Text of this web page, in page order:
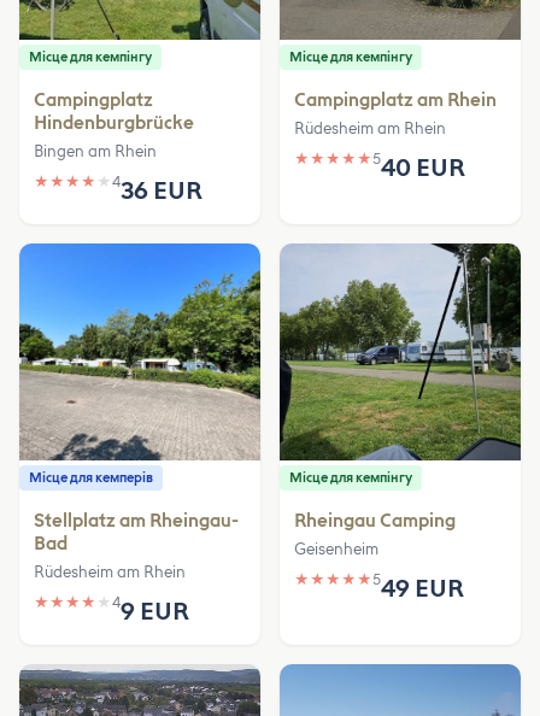
Місце для кемпінгу
Campingplatz
Hindenburgbrücke
Bingen am Rhein
★ ★ ★ ★ ★ 436 EUR
Місце для кемпінгу
Campingplatz am Rhein
Rüdesheim am Rhein
★ ★ ★ ★ ★540 EUR
Місце для кемперів
Stellplatz am Rheingau-
Bad
Rüdesheim am Rhein
★ ★ ★ ★ ★ 49 EUR
Місце для кемпінгу
Rheingau Camping
Geisenheim
★ ★ ★ ★ ★549 EUR